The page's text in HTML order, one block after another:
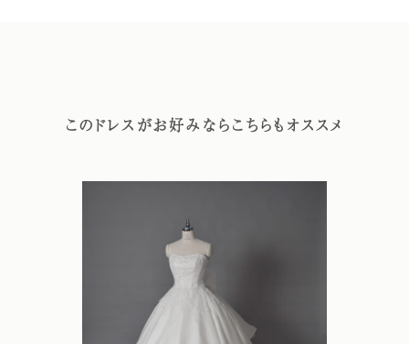
このドレスがお好みならこちらもオススメ